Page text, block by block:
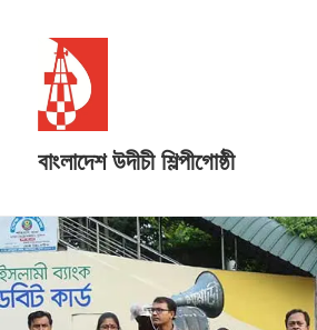
বাংলাদেশ উদীচী শিল্পীগোষ্ঠী